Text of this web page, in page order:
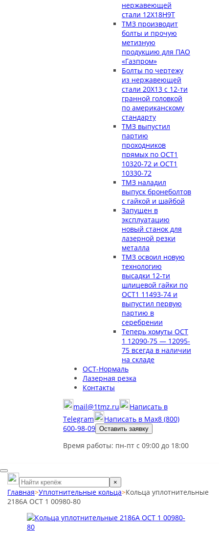
нержавеющей
стали 12Х18Н9Т
ТМЗ производит
болты и прочую
метизную
продукцию для ПАО
«Газпром»
Болты по чертежу
из нержавеющей
стали 20Х13 с 12-ти
гранной головкой
по американскому
стандарту
ТМЗ выпустил
партию
проходников
прямых по ОСТ1
10320-72 и ОСТ1
10330-72
ТМЗ наладил
выпуск бронеболтов
с гайкой и шайбой
Запущен в
эксплуатацию
новый станок для
лазерной резки
металла
ТМЗ освоил новую
технологию
высадки 12-ти
шлицевой гайки по
ОСТ1 11493-74 и
выпустил первую
партию в
серебрении
Теперь хомуты ОСТ
1 12090-75 — 12095-
75 всегда в наличии
на складе
ОСТ-Нормаль
Лазерная резка
Контакты
mail@1tmz.ru
Написать в
Telegram
Написать в Max8 (800)
600-98-09 Оставить заявку
Время работы: пн-пт с 09:00 до 18:00
×
Главная>Уплотнительные кольца>Кольца уплотнительные
2186А ОСТ 1 00980-80